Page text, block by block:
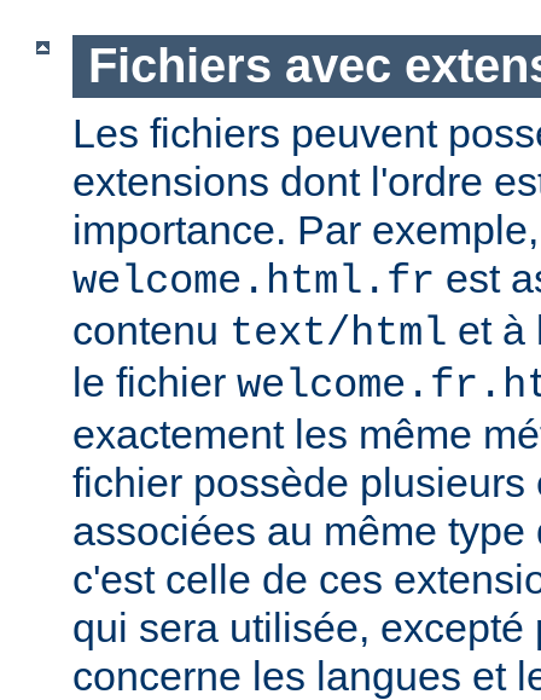
Fichiers avec
Les fichiers peuvent
extensions dont l'ordre
importance. Par
welcome.html.fr est
contenu text/html et à
le fichier
exactement les même
fichier possède plusieurs
associées au même
c'est celle de ces
qui sera utilisée, excepté
concerne les langues et